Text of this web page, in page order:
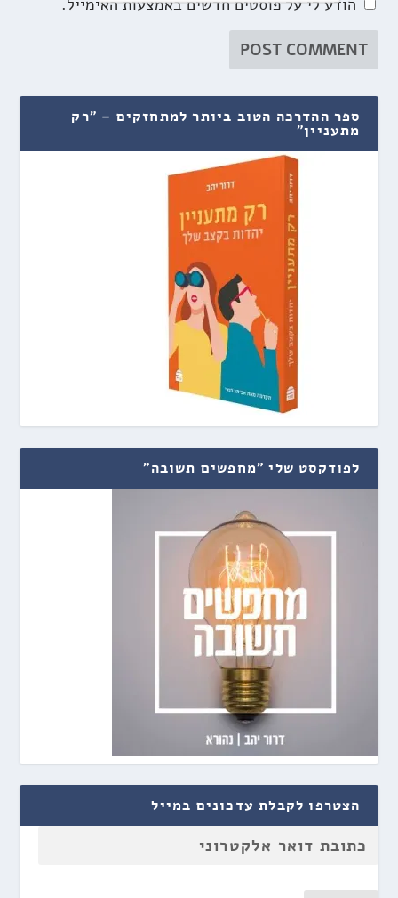
ספר ההדרכה הטוב ביותר למתחזקים – "רק
מתעניין"
לפודקסט שלי "מחפשים תשובה"
הצטרפו לקבלת עדכונים במייל